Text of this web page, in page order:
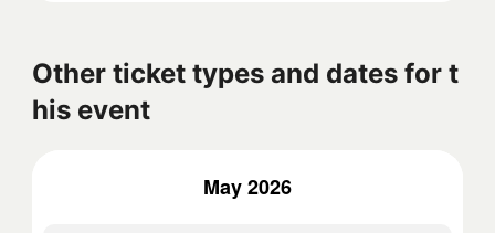
Other ticket types and dates for t
his event
May 2026